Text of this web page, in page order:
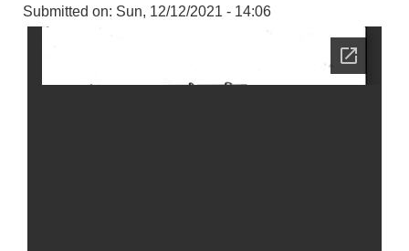
Submitted on: Sun, 12/12/2021 - 14:06